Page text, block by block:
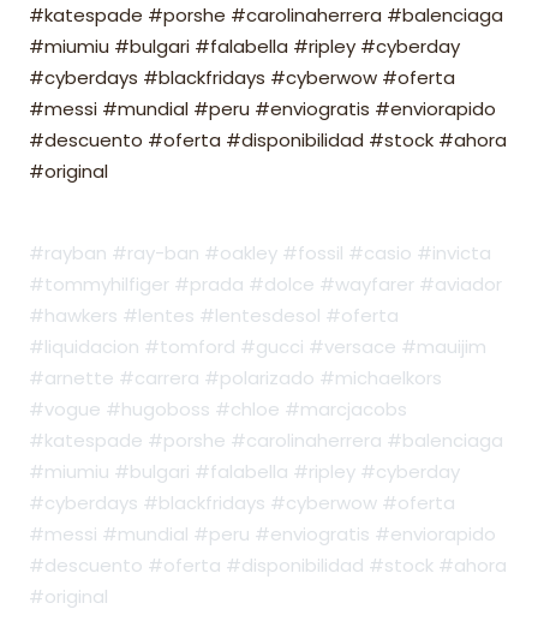
#katespade #porshe #carolinaherrera #balenciaga
#miumiu #bulgari #falabella #ripley #cyberday
#cyberdays #blackfridays #cyberwow #oferta
#messi #mundial #peru #enviogratis #enviorapido
#descuento #oferta #disponibilidad #stock #ahora
#original
#rayban #ray-ban #oakley #fossil #casio #invicta
#tommyhilfiger #prada #dolce #wayfarer #aviador
#hawkers #lentes #lentesdesol #oferta
#liquidacion #tomford #gucci #versace #mauijim
#arnette #carrera #polarizado #michaelkors
#vogue #hugoboss #chloe #marcjacobs
#katespade #porshe #carolinaherrera #balenciaga
#miumiu #bulgari #falabella #ripley #cyberday
#cyberdays #blackfridays #cyberwow #oferta
#messi #mundial #peru #enviogratis #enviorapido
#descuento #oferta #disponibilidad #stock #ahora
#original